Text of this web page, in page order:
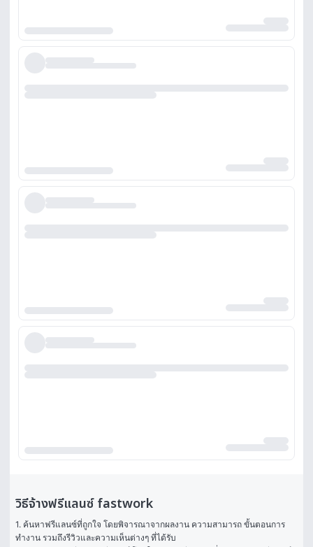
วิธีจ้างฟรีแลนซ์ fastwork
1. ค้นหาฟรีแลนซ์ที่ถูกใจ โดยพิจารณาจากผลงาน ความสามารถ ขั้นตอนการ
ทำงาน รวมถึงรีวิวและความเห็นต่างๆ ที่ได้รับ